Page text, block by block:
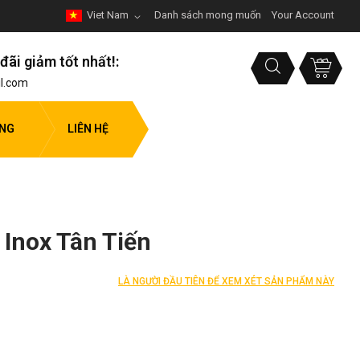
Danh sách mong muốn Your Account
Viet Nam
giảm tốt nhất!:
LIÊN HỆ
Tân Tiến
LÀ NGƯỜI ĐẦU TIÊN ĐỂ XEM XÉT SẢN PHẨM NÀY